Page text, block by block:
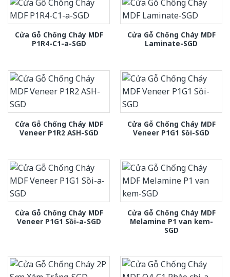
Cửa Gỗ Chống Cháy MDF
P1R4-C1-a-SGD
Cửa Gỗ Chống Cháy MDF
Laminate-SGD
Cửa Gỗ Chống Cháy MDF
Veneer P1R2 ASH-SGD
Cửa Gỗ Chống Cháy MDF
Veneer P1G1 Sồi-SGD
Cửa Gỗ Chống Cháy MDF
Veneer P1G1 Sồi-a-SGD
Cửa Gỗ Chống Cháy MDF
Melamine P1 van kem-
SGD